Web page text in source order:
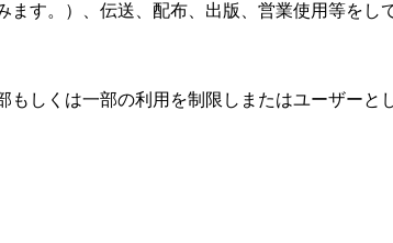
す。）、伝送、配布、出版、営業使用等をし
しくは一部の利用を制限しまたはユーザーと